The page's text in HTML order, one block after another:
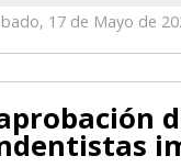
17 de Mayo de